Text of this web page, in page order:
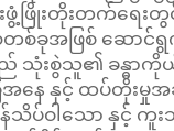
းဖွံ့ဖြိုးတိုးတက်ရေး
စ်ခုအဖြစ် ဆောင်
ည် သုံးစွဲသူ၏ ခန္ဓာကို
ေအနေ နှင့် ထပ်တိုးမှု
န်သိပ်ဝါသော နှင့် ကူ